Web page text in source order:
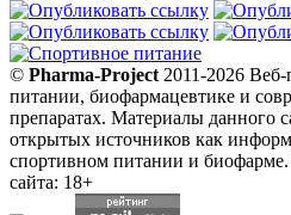
© Pharma-Project 2011-2026
питании, биофармацевтике и
препаратах. Материалы данного
открытых источников как
спортивном питании и биофарме.
сайта: 18+